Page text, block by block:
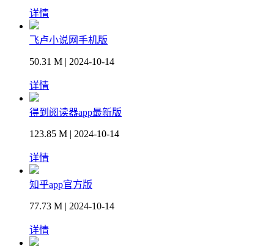
详情
飞卢小说网手机版
50.31 M | 2024-10-14
详情
得到阅读器app最新版
123.85 M | 2024-10-14
详情
知乎app官方版
77.73 M | 2024-10-14
详情